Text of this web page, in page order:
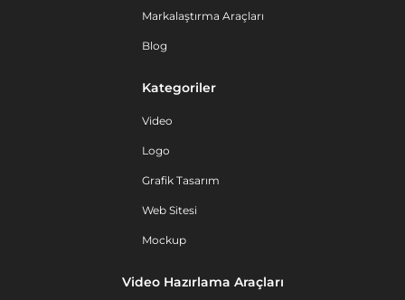
Markalaştırma Araçları
Blog
Kategoriler
Video
Logo
Grafik Tasarım
Web Sitesi
Mockup
Video Hazırlama Araçları